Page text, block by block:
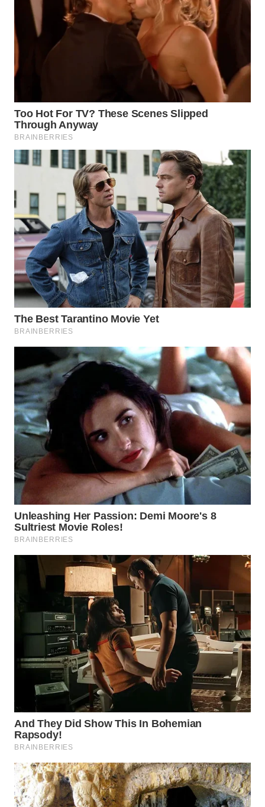
WN
KARO
WN
LABUHANBATU
WN
TAPANULI
WN DELI
SERDANG
WN
TEBING
TINGGI
WN
PAKPAK
KARAWANG
WN
BEKASI
WN
BOGOR
DEPOK
WN
TAPANULI
UTARA
WN
WN
PADANG
LAWAS
WN
SUMEDANG
WN
CIANJUR
WN
KEPULAUAN
SERIBU